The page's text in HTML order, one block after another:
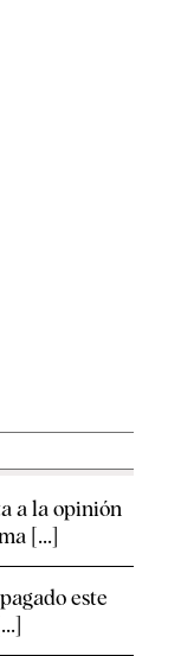
a la opinión
[...]
este